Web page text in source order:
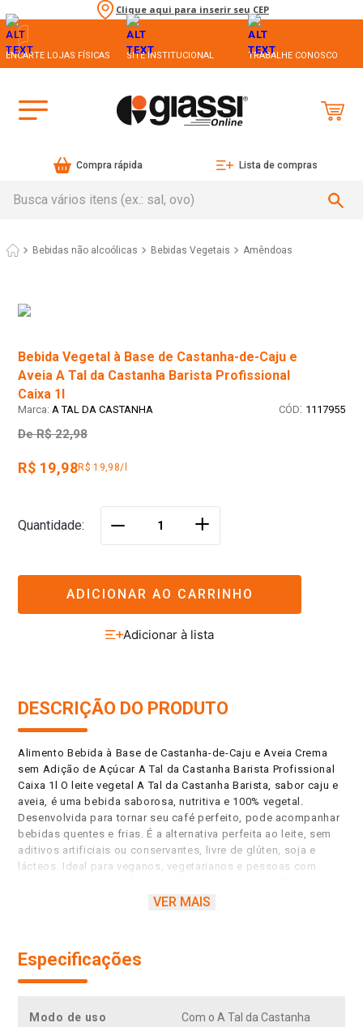
Clique aqui para inserir seu CEP
ENCARTE LOJAS FÍSICAS SITE INSTITUCIONAL TRABALHE CONOSCO
Compra rápida Lista de compras
Bebidas não alcoólicas Bebidas Vegetais Amêndoas
Bebida Vegetal à Base de Castanha-de-Caju e
Aveia A Tal da Castanha Barista Profissional
Caixa 1l
A TAL DA CASTANHA : 1117955
De R$ 22,98
R$ 19,98R$ 19,98/l
Quantidade ＋
ADICIONAR AO CARRINHO
DESCRIÇÃO DO PRODUTO
Alimento Bebida à Base de Castanha-de-Caju e Aveia Crema
sem Adição de Açúcar A Tal da Castanha Barista Profissional
Caixa 1l O leite vegetal A Tal da Castanha Barista, sabor caju e
aveia, é uma bebida saborosa, nutritiva e 100% vegetal.
Desenvolvida para tornar seu café perfeito, pode acompanhar
bebidas quentes e frias. É a alternativa perfeita ao leite, sem
aditivos artificiais ou conservantes, livre de glúten, soja e
lácteos. Ideal para veganos, vegetarianos e pessoas com
Castanha vem em embalagem de 1 litro. Produto de origem
profissional ou caseira, contribui para a redução do
desmatamento, uso de água potável e emissão de gases de
brasileiro, gerando renda para agricultores brasileiros.
VER MAIS
Especificações
Modo de uso
Com o A Tal da Castanha